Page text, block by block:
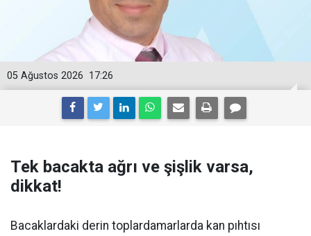
17:26
05 Ağustos 2026
Tek bacakta ağrı ve şişlik varsa,
dikkat!
Bacaklardaki derin toplardamarlarda kan pıhtısı